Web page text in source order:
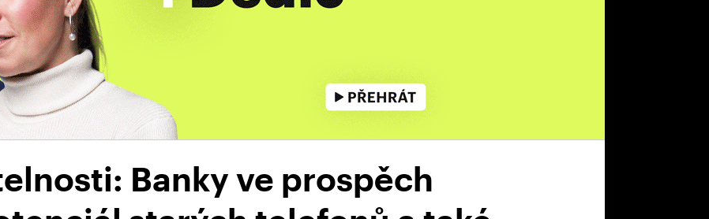
Banky ve prospěch